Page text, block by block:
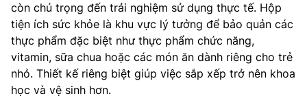
còn chú trọng đến trải nghiệm sử dụng thực tế. Hộp
tiện ích sức khỏe là khu vực lý tưởng để bảo quản các
thực phẩm đặc biệt như thực phẩm chức năng,
vitamin, sữa chua hoặc các món ăn dành riêng cho trẻ
nhỏ. Thiết kế riêng biệt giúp việc sắp xếp trở nên khoa
học và vệ sinh hơn.